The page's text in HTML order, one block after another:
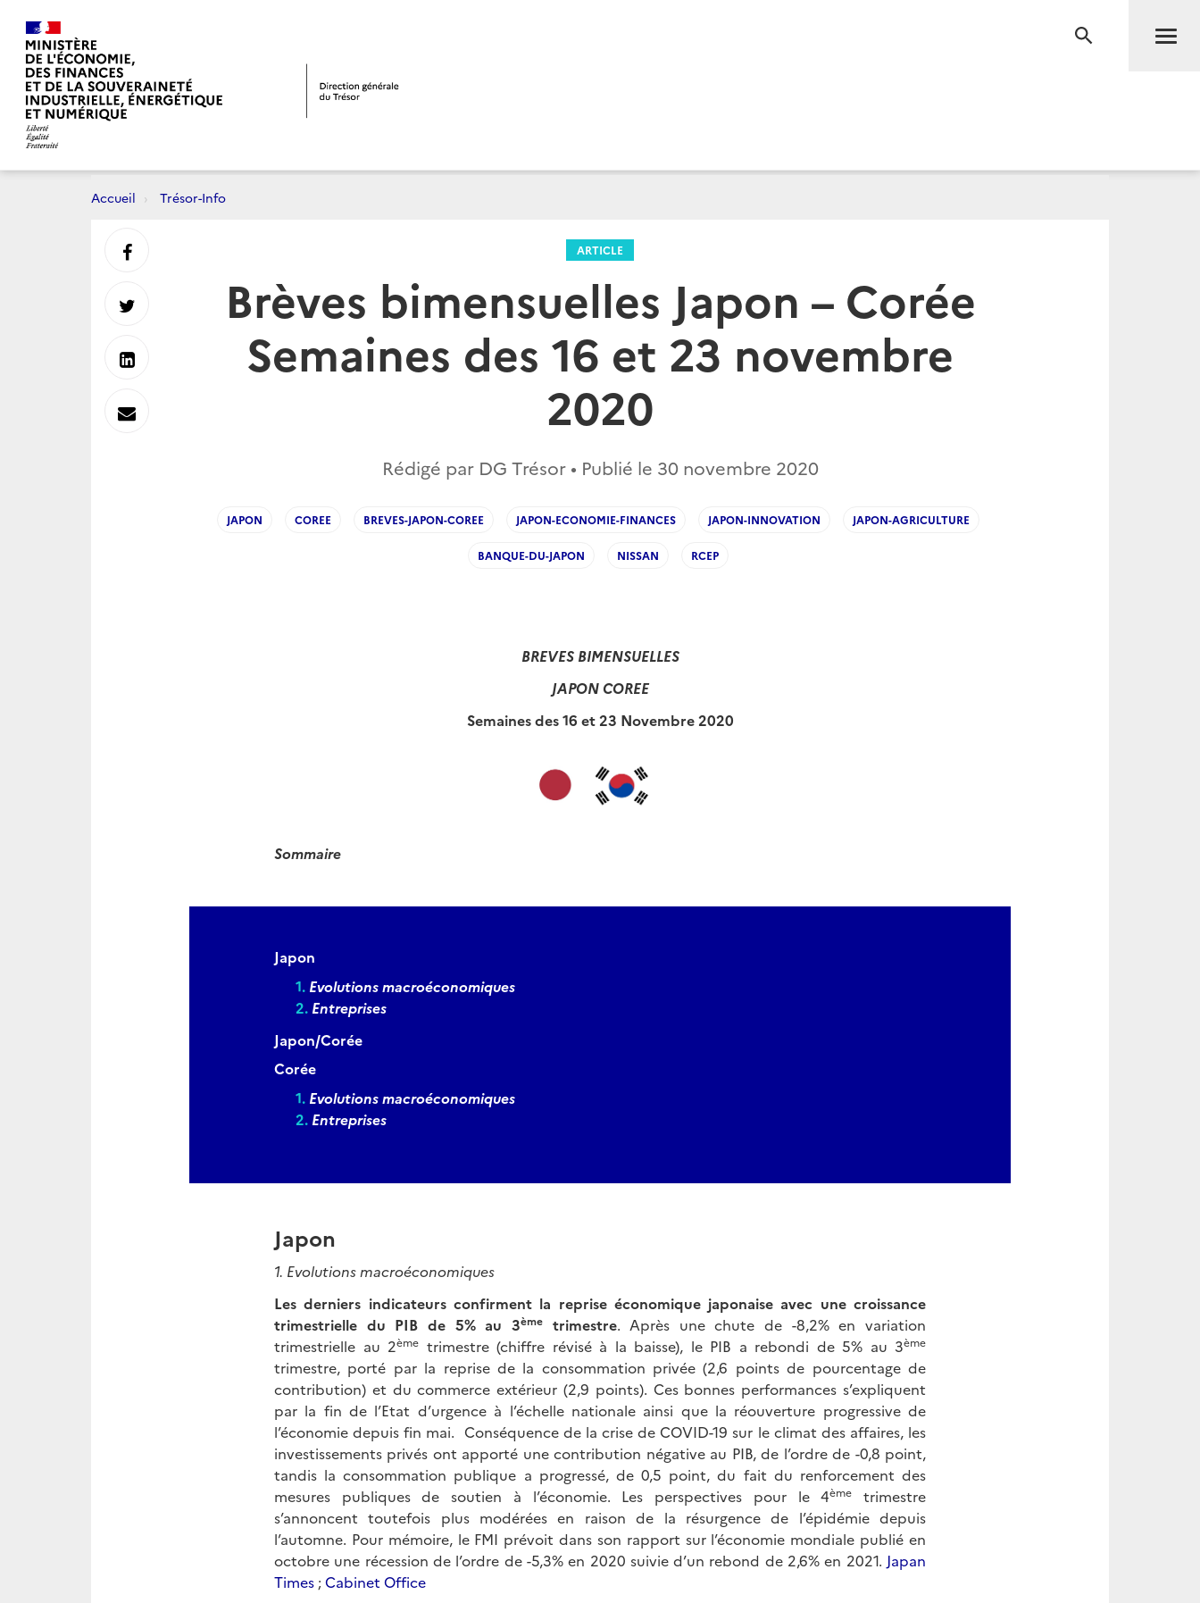
RECHERCHE
Accueil Trésor-Info
ARTICLE
Brèves bimensuelles Japon – Corée
Semaines des 16 et 23 novembre
2020
Rédigé par DG Trésor • Publié le 30 novembre 2020
JAPON COREE BREVES-JAPON-COREE JAPON-ECONOMIE-FINANCES JAPON-INNOVATION JAPON-AGRICULTURE
BANQUE-DU-JAPON NISSAN RCEP
BREVES BIMENSUELLES
JAPON COREE
Semaines des 16 et 23 Novembre 2020
Sommaire
Japon
Evolutions macroéconomiques
Entreprises
Japon/Corée
Corée
Evolutions macroéconomiques
Entreprises
Japon
1. Evolutions macroéconomiques
Les derniers indicateurs confirment la reprise économique japonaise avec une croissance
trimestrielle du PIB de 5% au 3èmetrimestre. Après une chute de -8,2% en variation
trimestrielle au 2ème trimestre (chiffre révisé à la baisse), le PIB a rebondi de 5% au 3ème
trimestre, porté par la reprise de la consommation privée (2,6 points de pourcentage de
contribution) et du commerce extérieur (2,9 points). Ces bonnes performances s’expliquent
par la fin de l’Etat d’urgence à l’échelle nationale ainsi que la réouverture progressive de
l’économie depuis fin mai. Conséquence de la crise de COVID-19 sur le climat des affaires, les
investissements privés ont apporté une contribution négative au PIB, de l’ordre de -0,8 point,
tandis la consommation publique a progressé, de 0,5 point, du fait du renforcement des
mesures publiques de soutien à l’économie. Les perspectives pour le 4ème
trimestre
s’annoncent toutefois plus modérées en raison de la résurgence de l’épidémie depuis
l’automne. Pour mémoire, le FMI prévoit dans son rapport sur l’économie mondiale publié en
octobre une récession de l’ordre de -5,3% en 2020 suivie d’un rebond de 2,6% en 2021. Japan
Times ;Cabinet Office
Partager
sur
Partager
sur
Partager
sur
Envoyer